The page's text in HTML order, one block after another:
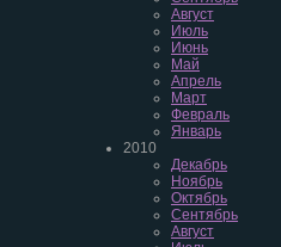
Август
Июль
Июнь
Май
Апрель
Март
Февраль
Январь
2010
Декабрь
Ноябрь
Октябрь
Сентябрь
Август